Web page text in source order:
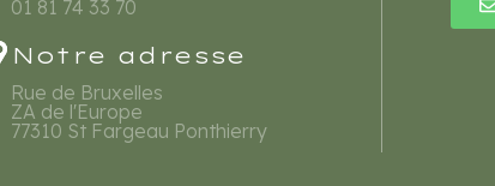
01 81 74 33 70
Notre adresse
Rue de Bruxelles
ZA de l'Europe
77310 St Fargeau Ponthierry